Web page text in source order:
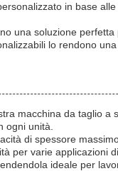
in base
una soluzione
lo rendono
macchina da taglio
ogni unità.
di spessore
per varie applicazioni
ideale per